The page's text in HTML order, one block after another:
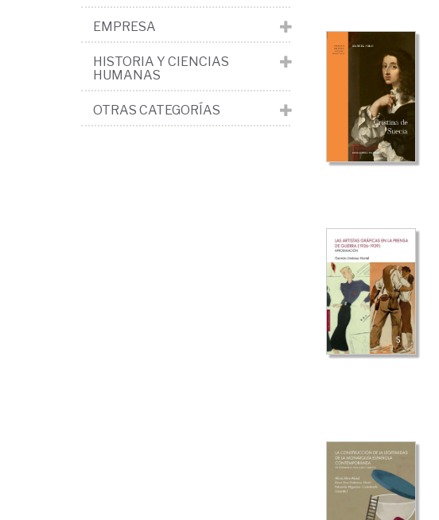
EMPRESA
HISTORIA Y CIENCIAS
HUMANAS
OTRAS CATEGORÍAS